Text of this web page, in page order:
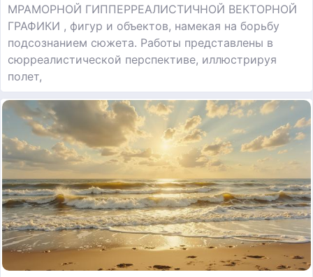
МРАМОРНОЙ ГИППЕРРЕАЛИСТИЧНОЙ ВЕКТОРНОЙ
ГРАФИКИ , фигур и объектов, намекая на борьбу
подсознанием сюжета. Работы представлены в
сюрреалистической перспективе, иллюстрируя
полет,